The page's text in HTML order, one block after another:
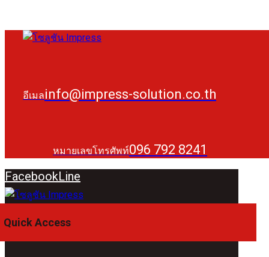
อีเมลinfo@impress-solution.co.th
หมายเลขโทรศัพท์096 792 8241
FacebookLine
Quick Access